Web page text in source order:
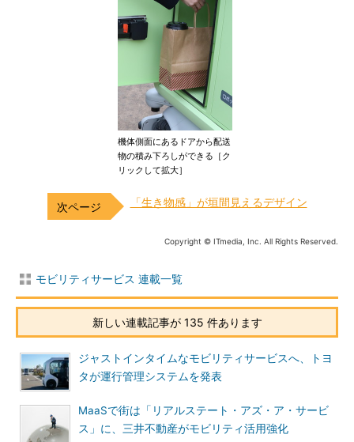
機体側面にあるドアから配送
物の積み下ろしができる［ク
リックして拡大］
「生き物感」が垣間見えるデザイン
Copyright © ITmedia, Inc. All Rights Reserved.
モビリティサービス 連載一覧
新しい連載記事が 135 件あります
ジャストインタイムなモビリティサービスへ、トヨ
タが運行管理システムを発表
MaaSで街は「リアルステート・アズ・ア・サービ
ス」に、三井不動産がモビリティ活用強化